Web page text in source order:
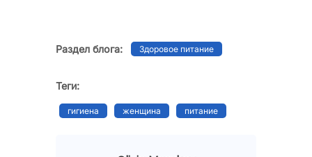
Раздел блога: Здоровое питание
Теги:
гигиена женщина питание